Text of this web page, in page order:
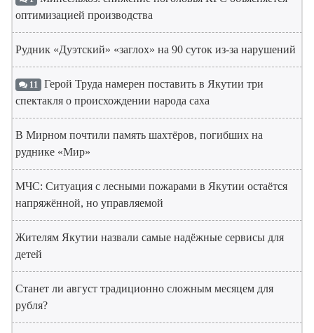
оптимизацией производства
Рудник «Дуэтский» «заглох» на 90 суток из-за нарушений
11 Герой Труда намерен поставить в Якутии три
спектакля о происхождении народа саха
В Мирном почтили память шахтёров, погибших на
руднике «Мир»
МЧС: Ситуация с лесными пожарами в Якутии остаётся
напряжённой, но управляемой
Жителям Якутии назвали самые надёжные сервисы для
детей
Станет ли август традиционно сложным месяцем для
рубля?